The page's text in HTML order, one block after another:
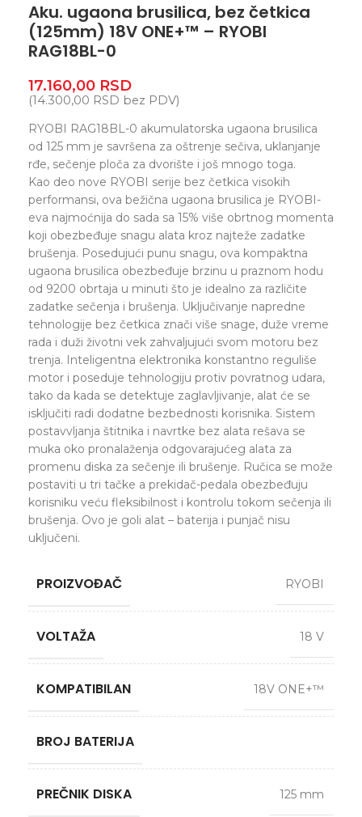
Aku. ugaona brusilica, bez četkica
(125mm) 18V ONE+™ – RYOBI
RAG18BL-0
17.160,00 RSD
(14.300,00 RSD bez PDV)
RYOBI RAG18BL-0 akumulatorska ugaona brusilica
od 125 mm je savršena za oštrenje sečiva, uklanjanje
rđe, sečenje ploča za dvorište i još mnogo toga.
Kao deo nove RYOBI serije bez četkica visokih
performansi, ova bežična ugaona brusilica je RYOBI-
eva najmoćnija do sada sa 15% više obrtnog momenta
koji obezbeđuje snagu alata kroz najteže zadatke
brušenja. Posedujući punu snagu, ova kompaktna
ugaona brusilica obezbeđuje brzinu u praznom hodu
od 9200 obrtaja u minuti što je idealno za različite
zadatke sečenja i brušenja. Uključivanje napredne
tehnologije bez četkica znači više snage, duže vreme
rada i duži životni vek zahvaljujući svom motoru bez
trenja. Inteligentna elektronika konstantno reguliše
motor i poseduje tehnologiju protiv povratnog udara,
tako da kada se detektuje zaglavljivanje, alat će se
isključiti radi dodatne bezbednosti korisnika. Sistem
postavvljanja štitnika i navrtke bez alata rešava se
muka oko pronalaženja odgovarajućeg alata za
promenu diska za sečenje ili brušenje. Ručica se može
postaviti u tri tačke a prekidač-pedala obezbeđuju
korisniku veću fleksibilnost i kontrolu tokom sečenja ili
brušenja. Ovo je goli alat – baterija i punjač nisu
uključeni.
PROIZVOĐAČ RYOBI
VOLTAŽA 18 V
KOMPATIBILAN 18V ONE+™
BROJ BATERIJA
PREČNIK DISKA 125 mm